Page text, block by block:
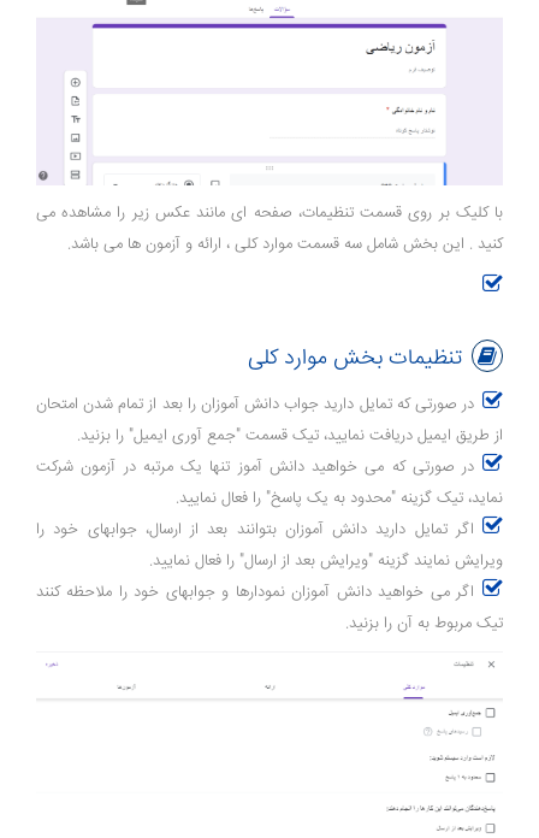
با کلیک بر روی قسمت تنظیمات، صفحه ای مانند عکس زیر را مشاهده می
کنید . این بخش شامل سه قسمت موارد کلی ، ارائه و آزمون ها می باشد.
تنظیمات بخش موارد کلی
در صورتی که تمایل دارید جواب دانش آموزان را بعد از تمام شدن امتحان
از طریق ایمیل دریافت نمایید، تیک قسمت "جمع آوری ایمیل" را بزنید.
در صورتی که می خواهید دانش آموز تنها یک مرتبه در آزمون شرکت
نماید، تیک گزینه "محدود به یک پاسخ" را فعال نمایید.
اگر تمایل دارید دانش آموزان بتوانند بعد از ارسال، جوابهای خود را
ویرایش نمایند گزینه "ویرایش بعد از ارسال" را فعال نمایید.
اگر می خواهید دانش آموزان نمودارها و جوابهای خود را ملاحظه کنند
تیک مربوط به آن را بزنید.